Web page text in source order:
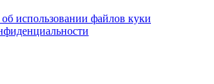
использовании файлов куки